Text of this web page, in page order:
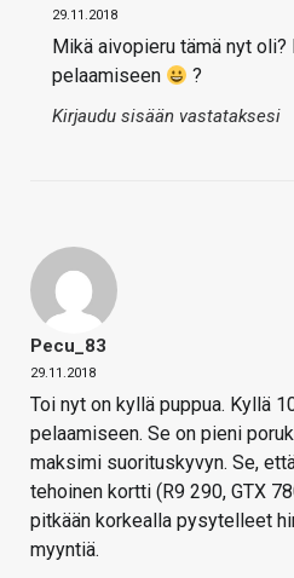
29.11.2018
Mikä aivopieru tämä nyt
pelaamiseen
?
Kirjaudu sisään vastataksesi
Pecu_83
29.11.2018
Toi nyt on kyllä puppua. Kyllä
pelaamiseen. Se on pieni
maksimi suorituskyvyn. Se,
tehoinen kortti (R9 290, GTX
pitkään korkealla pysytelleet
myyntiä.